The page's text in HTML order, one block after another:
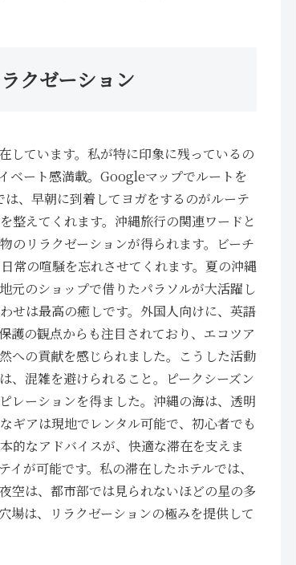
クゼーション
しています。私が特に印象に残っているの
ベート感満載。Googleマップでルートを
、早朝に到着してヨガをするのがルーテ
整えてくれます。沖縄旅行の関連ワードと
のリラクゼーションが得られます。ビーチ
常の喧騒を忘れさせてくれます。夏の沖縄
元のショップで借りたパラソルが大活躍し
せは最高の癒しです。外国人向けに、英語
護の観点からも注目されており、エコツア
への貢献を感じられました。こうした活動
、混雑を避けられること。ピークシーズン
レーションを得ました。沖縄の海は、透明
ギアは現地でレンタル可能で、初心者でも
的なアドバイスが、快適な滞在を支えま
が可能です。私の滞在したホテルでは、
空は、都市部では見られないほどの星の多
場は、リラクゼーションの極みを提供して